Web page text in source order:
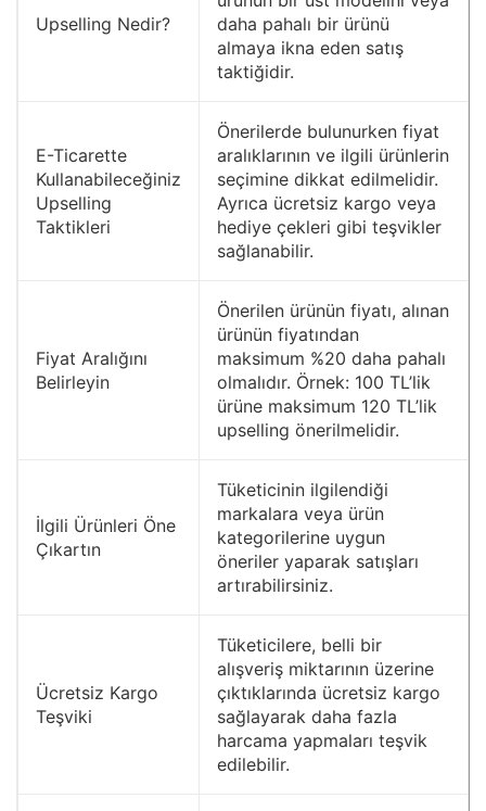
Upselling Nedir?
daha pahalı bir ürünü
almaya ikna eden satış
taktiğidir.
E-Ticarette
Kullanabileceğiniz
Upselling
Taktikleri
Önerilerde bulunurken fiyat
aralıklarının ve ilgili ürünlerin
seçimine dikkat edilmelidir.
Ayrıca ücretsiz kargo veya
hediye çekleri gibi teşvikler
sağlanabilir.
Fiyat Aralığını
Belirleyin
Önerilen ürünün fiyatı, alınan
ürünün fiyatından
maksimum %20 daha pahalı
olmalıdır. Örnek: 100 TL’lik
ürüne maksimum 120 TL’lik
upselling önerilmelidir.
İlgili Ürünleri Öne
Çıkartın
Tüketicinin ilgilendiği
markalara veya ürün
kategorilerine uygun
öneriler yaparak satışları
artırabilirsiniz.
Ücretsiz Kargo
Teşviki
Tüketicilere, belli bir
alışveriş miktarının üzerine
çıktıklarında ücretsiz kargo
sağlayarak daha fazla
harcama yapmaları teşvik
edilebilir.